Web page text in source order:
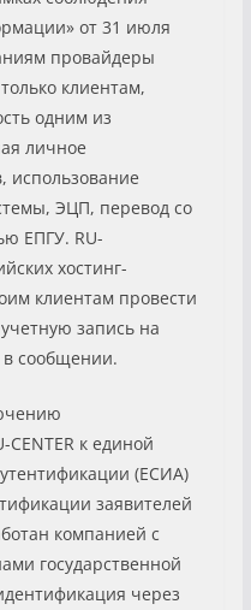
от 31 июля
провайдеры
клиентам,
одним из
личное
использование
ЭЦП, перевод со
ЕПГУ. RU-
хостинг-
клиентам провести
запись на
в сообщении.
к единой
(ЕСИА)
заявителей
компанией с
государственной
через